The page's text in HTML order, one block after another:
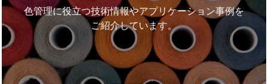
色管理に役立つ技術情報やアプリケーション事例を
ご紹介しています。